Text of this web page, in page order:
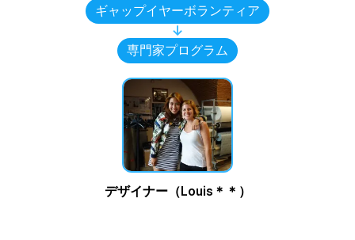
ギャップイヤーボランティア
↓
専門家プログラム
デザイナー（Louis＊＊）